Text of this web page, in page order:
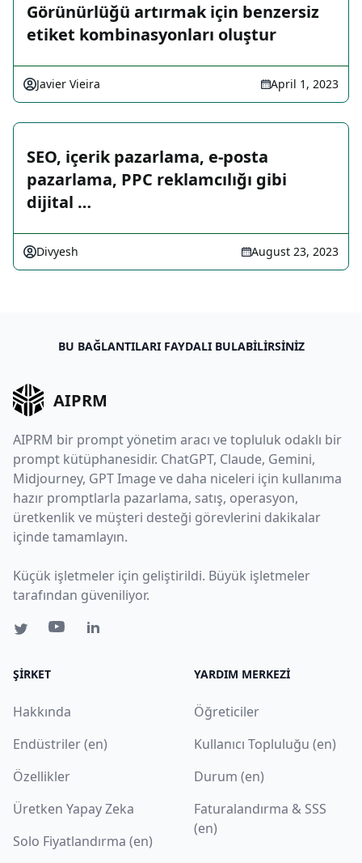
Görünürlüğü artırmak için benzersiz
etiket kombinasyonları oluştur
Javier Vieira April 1, 2023
SEO, içerik pazarlama, e-posta
pazarlama, PPC reklamcılığı gibi
dijital …
Divyesh August 23, 2023
BU BAĞLANTILARI FAYDALI BULABILIRSINIZ
AIPRM
AIPRM bir prompt yönetim aracı ve topluluk odaklı bir
prompt kütüphanesidir. ChatGPT, Claude, Gemini,
Midjourney, GPT Image ve daha niceleri için kullanıma
hazır promptlarla pazarlama, satış, operasyon,
üretkenlik ve müşteri desteği görevlerini dakikalar
içinde tamamlayın.
Küçük işletmeler için geliştirildi. Büyük işletmeler
tarafından güveniliyor.
ŞIRKET
Hakkında
Endüstriler (en)
Özellikler
Üretken Yapay Zeka
Solo Fiyatlandırma (en)
YARDIM MERKEZI
Öğreticiler
Kullanıcı Topluluğu (en)
Durum (en)
Faturalandırma & SSS
(en)